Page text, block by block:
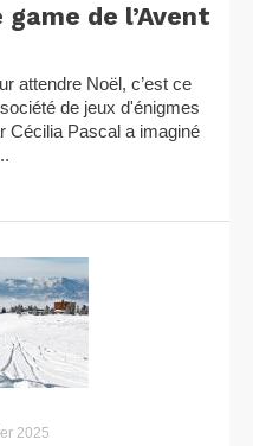
de l’Avent
attendre Noël, c’est ce
de jeux d'énigmes
Cécilia Pascal a imaginé
2025